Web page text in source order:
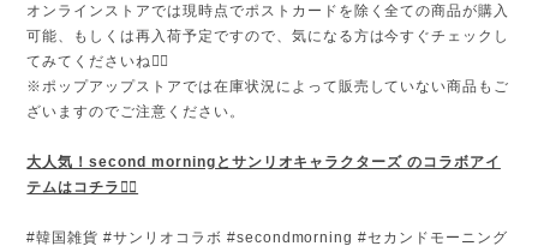
オンラインストアでは現時点でポストカードを除く全ての商品が購入
可能、もしくは再入荷予定ですので、気になる方は今すぐチェックし
てみてくださいね💁‍♀️
※ポップアップストアでは在庫状況によって販売していない商品もご
ざいますのでご注意ください。
大人気！second morningとサンリオキャラクターズ のコラボアイ
テムはコチラ💁‍♀️
#韓国雑貨 #サンリオコラボ #secondmorning #セカンドモーニング